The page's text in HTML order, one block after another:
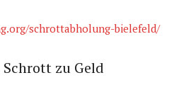
schrottabholung-bielefeld/
zu Geld